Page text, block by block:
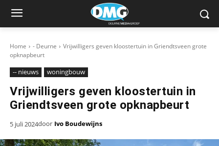
Home - Deurne
Vrijwilligers geven kloostertuin in Griendtsveen grote
opknapbeurt
-- nieuws woningbouw
Vrijwilligers geven kloostertuin in
Griendtsveen grote opknapbeurt
5 juli 2024door Ivo Boudewijns